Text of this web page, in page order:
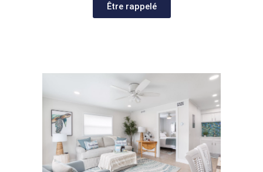
Être rappelé